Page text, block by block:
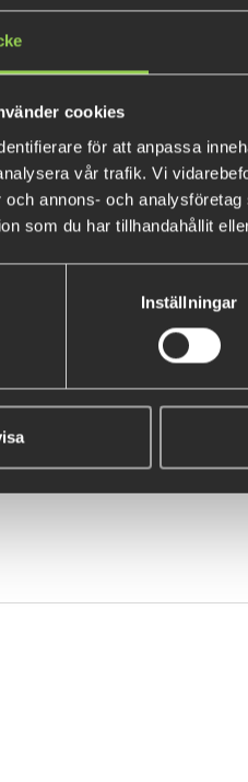
cookies
för att anpassa
vår trafik. Vi
och annons- och
som du har tillhandahållit
Inställningar